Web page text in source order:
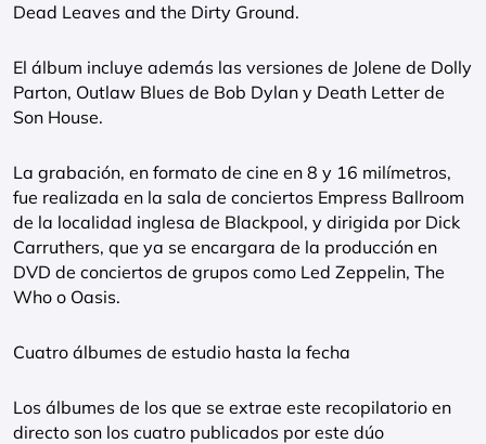
Dead Leaves and the Dirty Ground.
El álbum incluye además las versiones de Jolene de Dolly
Parton, Outlaw Blues de Bob Dylan y Death Letter de
Son House.
La grabación, en formato de cine en 8 y 16 milímetros,
fue realizada en la sala de conciertos Empress Ballroom
de la localidad inglesa de Blackpool, y dirigida por Dick
Carruthers, que ya se encargara de la producción en
DVD de conciertos de grupos como Led Zeppelin, The
Who o Oasis.
Cuatro álbumes de estudio hasta la fecha
Los álbumes de los que se extrae este recopilatorio en
directo son los cuatro publicados por este dúo